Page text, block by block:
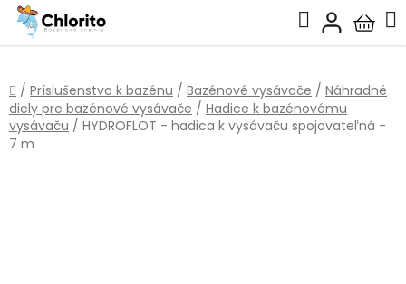
Prejsť
obsah
Hľadať
košík
Domov
/ Príslušenstvo k bazénu / Bazénové vysávače / Náhradné
diely pre bazénové vysávače / Hadice k bazénovému
vysávaču / HYDROFLOT - hadica k vysávaču spojovateľná -
7 m